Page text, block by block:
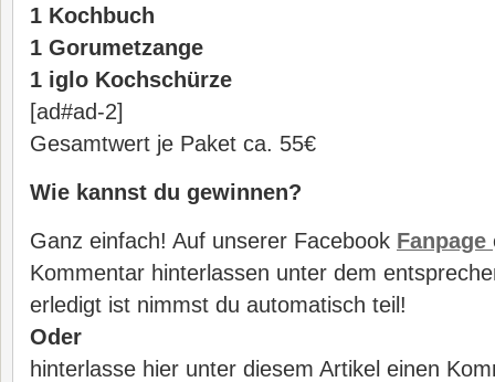
1 Kochbuch
1 Gorumetzange
1 iglo Kochschürze
[ad#ad-2]
Gesamtwert je Paket ca. 55€
Wie kannst du gewinnen?
Ganz einfach! Auf unserer Facebook Fanpage
Kommentar hinterlassen unter dem
erledigt ist nimmst du automatisch teil!
Oder
hinterlasse hier unter diesem Artikel einen